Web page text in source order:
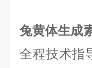
兔黄体生成
全程技术指